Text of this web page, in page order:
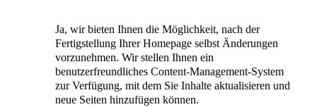
Ja, wir bieten Ihnen die Möglichkeit, nach der
Fertigstellung Ihrer Homepage selbst Änderungen
vorzunehmen. Wir stellen Ihnen ein
benutzerfreundliches Content-Management-System
zur Verfügung, mit dem Sie Inhalte aktualisieren und
neue Seiten hinzufügen können.